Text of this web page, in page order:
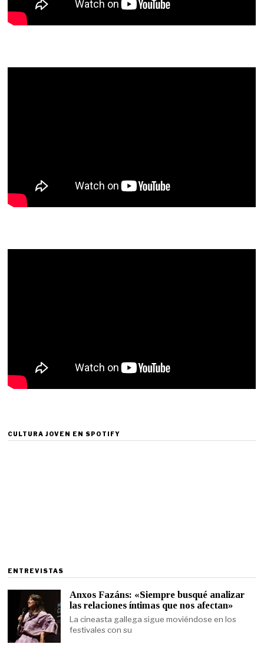
CULTURA JOVEN EN SPOTIFY
ENTREVISTAS
Anxos Fazáns: «Siempre busqué analizar
las relaciones íntimas que nos afectan»
La cineasta gallega sigue moviéndose en los
festivales con su